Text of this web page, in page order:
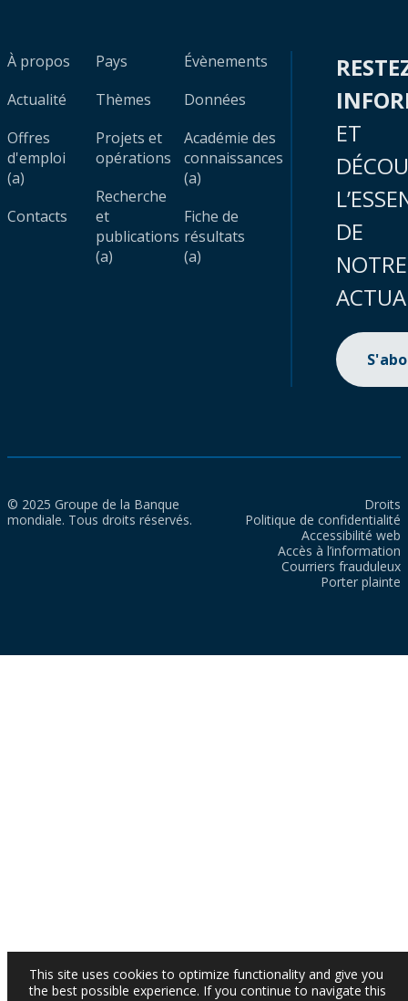
À propos
Actualité
Offres
d'emploi
(a)
Contacts
Pays
Thèmes
Projets et
opérations
Recherche
et
publications
(a)
Évènements
Données
Académie des
connaissances
(a)
Fiche de
résultats
(a)
ET
DE
NOTRE
© 2025 Groupe de la Banque
mondiale. Tous droits réservés.
Droits
Politique de confidentialité
Accessibilité web
Accès à l’information
Courriers frauduleux
Porter plainte
This site uses cookies to optimize functionality and give you
the best possible experience. If you continue to navigate this